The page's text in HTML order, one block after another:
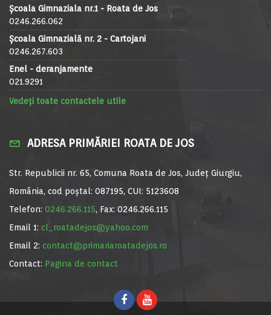
Școala Gimnaziala nr.1 - Roata de Jos
0246.266.062
Școala Gimnazială nr. 2 - Cartojani
0246.267.603
Enel - deranjamente
021.9291
Vedeți toate contactele utile
ADRESA PRIMĂRIEI ROATA DE JOS
Str. Republicii nr. 65, Comuna Roata de Jos, Județ Giurgiu,
România, cod poștal: 087195, CUI: 5123608
Telefon: 0246.266.115, Fax: 0246.266.115
Email 1: cl_roatadejos@yahoo.com
Email 2: contact@primariaroatadejos.ro
Contact: Pagina de contact